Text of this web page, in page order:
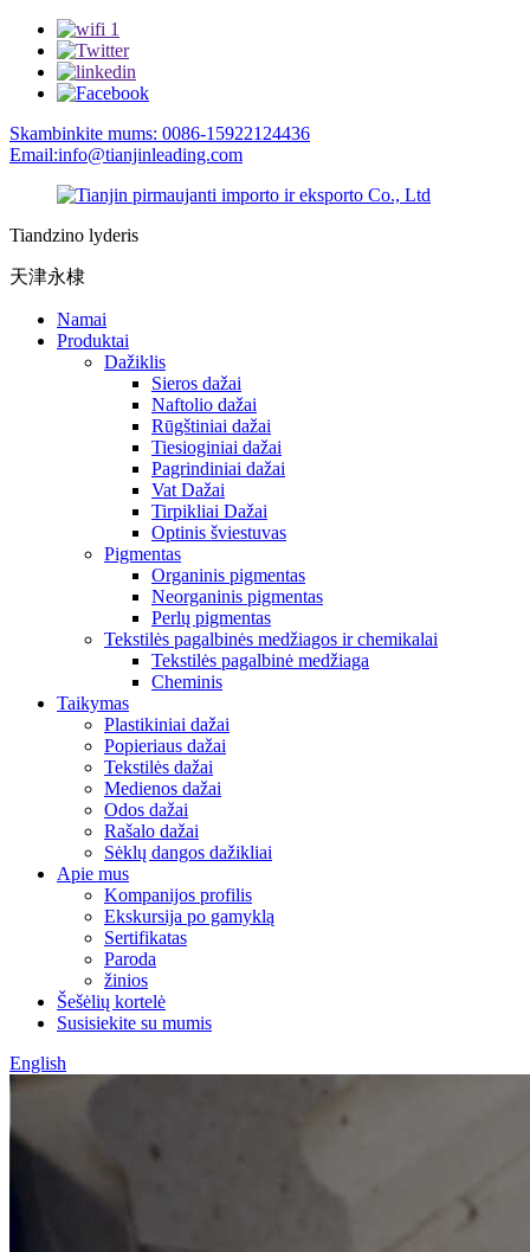
Skambinkite mums: 0086-15922124436
Email:info@tianjinleading.com
Tiandzino lyderis
天津永棣
Namai
Produktai
Dažiklis
Sieros dažai
Naftolio dažai
Rūgštiniai dažai
Tiesioginiai dažai
Pagrindiniai dažai
Vat Dažai
Tirpikliai Dažai
Optinis šviestuvas
Pigmentas
Organinis pigmentas
Neorganinis pigmentas
Perlų pigmentas
Tekstilės pagalbinės medžiagos ir chemikalai
Tekstilės pagalbinė medžiaga
Cheminis
Taikymas
Plastikiniai dažai
Popieriaus dažai
Tekstilės dažai
Medienos dažai
Odos dažai
Rašalo dažai
Sėklų dangos dažikliai
Apie mus
Kompanijos profilis
Ekskursija po gamyklą
Sertifikatas
Paroda
žinios
Šešėlių kortelė
Susisiekite su mumis
English